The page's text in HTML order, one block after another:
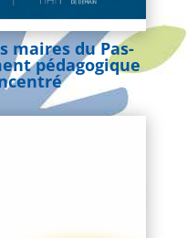
maires du Pas-
pédagogique